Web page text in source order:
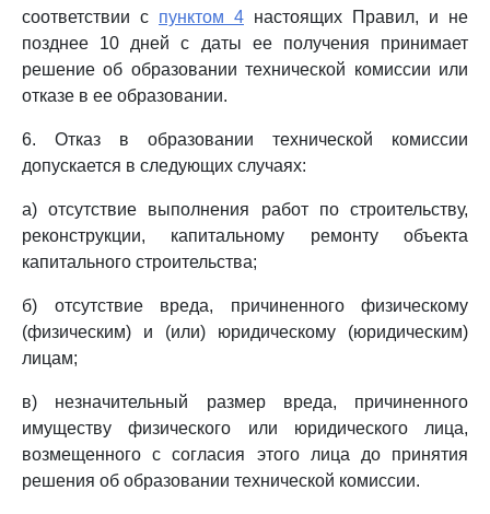
соответствии с пунктом 4 настоящих Правил, и не
позднее 10 дней с даты ее получения принимает
решение об образовании технической комиссии или
отказе в ее образовании.
6. Отказ в образовании технической комиссии
допускается в следующих случаях:
а) отсутствие выполнения работ по строительству,
реконструкции, капитальному ремонту объекта
капитального строительства;
б) отсутствие вреда, причиненного физическому
(физическим) и (или) юридическому (юридическим)
лицам;
в) незначительный размер вреда, причиненного
имуществу физического или юридического лица,
возмещенного с согласия этого лица до принятия
решения об образовании технической комиссии.